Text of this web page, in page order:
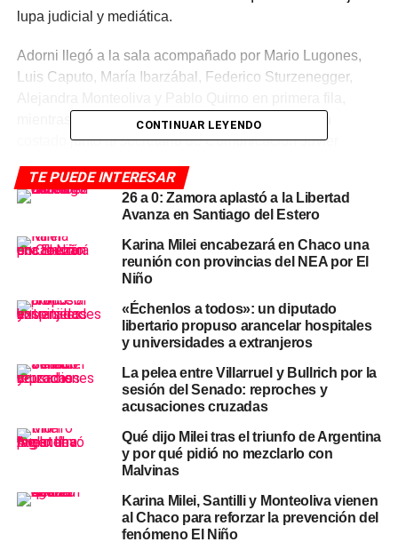
lupa judicial y mediática.
Adorni llegó a la sala acompañado por Mario Lugones,
Luis Caputo, María Ibarzábal, Federico Sturzenegger,
mientras que Santiago Caputo quedó parado a un
costado junto al secretario de Comunicación Javier
de la puerta. Todas presencias para darle volumen
político a una reaparición que el Gobierno diseñó como
Adorni en conferencia de prensa
con tres escándalos, cero
explicaciones
El detonante de la crisis fue la revelación, el 8 de marzo,
de que la esposa del jefe de Gabinete,Bettina Angeletti
parte de la comitiva que acompañó a Milei al evento
«Argentina Week» en Nueva York. A ese episodio se
Punta del Este en un jet privado durante el feriado de
carnaval junto al periodista Marcelo Grandio, cuya
CONTINUAR LEYENDO
TE PUEDE INTERESAR
26 a 0: Zamora aplastó a la Libertad
Avanza en Santiago del Estero
Karina Milei encabezará en Chaco una
reunión con provincias del NEA por El
Niño
«Échenlos a todos»: un diputado
libertario propuso arancelar hospitales
y universidades a extranjeros
La pelea entre Villarruel y Bullrich por la
sesión del Senado: reproches y
acusaciones cruzadas
Qué dijo Milei tras el triunfo de Argentina
y por qué pidió no mezclarlo con
Malvinas
Karina Milei, Santilli y Monteoliva vienen
al Chaco para reforzar la prevención del
fenómeno El Niño